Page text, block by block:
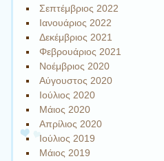
Σεπτέμβριος 2022
Ιανουάριος 2022
Δεκέμβριος 2021
Φεβρουάριος 2021
Νοέμβριος 2020
Αύγουστος 2020
Ιούλιος 2020
Μάιος 2020
Απρίλιος 2020
Ιούλιος 2019
Μάιος 2019